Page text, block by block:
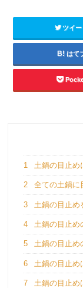
ツイー
はて
1 土鍋の目止め
2 全ての土鍋に
3 土鍋の目止め
4 土鍋の目止
5 土鍋の目止
6 土鍋の目止め
7 土鍋の目止め